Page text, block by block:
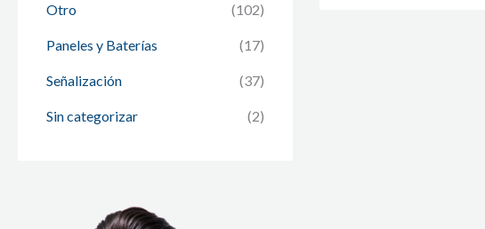
Otro (102)
Paneles y Baterías (17)
Señalización (37)
Sin categorizar (2)